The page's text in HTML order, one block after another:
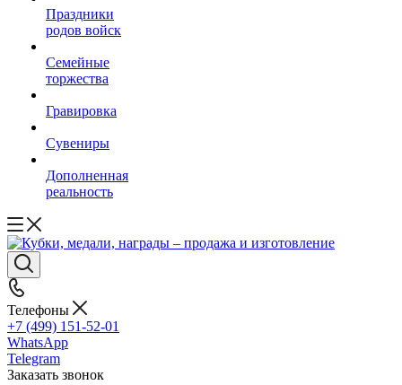
Праздники
родов войск
Семейные
торжества
Гравировка
Сувениры
Дополненная
реальность
Телефоны
+7 (499) 151-52-01
WhatsApp
Telegram
Заказать звонок